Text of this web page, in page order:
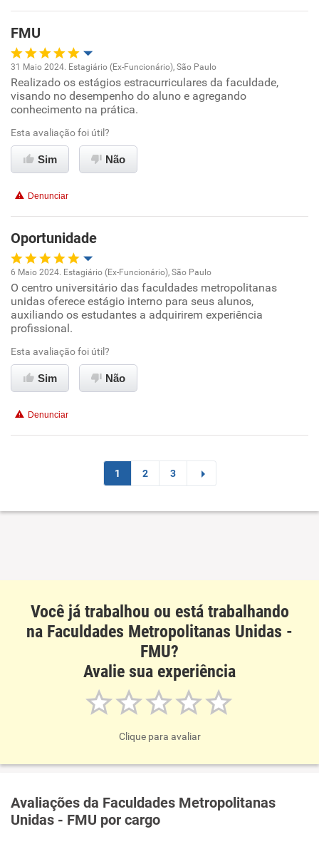
FMU
Oportunidade de promoção
Ambiente de trabalho
Conciliação com a vida familiar
31 Maio 2024. Estagiário (Ex-Funcionário), São Paulo
Realizado os estágios estracurriculares da faculdade,
visando no desempenho do aluno e agregando
conhecimento na prática.
Esta avaliação foi útil?
Sim Não
Denunciar
Oportunidade
Oportunidade de promoção
Ambiente de trabalho
Conciliação com a vida familiar
Benefícios
6 Maio 2024. Estagiário (Ex-Funcionário), São Paulo
O centro universitário das faculdades metropolitanas
unidas oferece estágio interno para seus alunos,
auxiliando os estudantes a adquirirem experiência
profissional.
Esta avaliação foi útil?
Sim Não
Denunciar
1 2 3
Você já trabalhou ou está trabalhando
na Faculdades Metropolitanas Unidas -
FMU?
Avalie sua experiência
Clique para avaliar
Avaliações da Faculdades Metropolitanas
Unidas - FMU por cargo